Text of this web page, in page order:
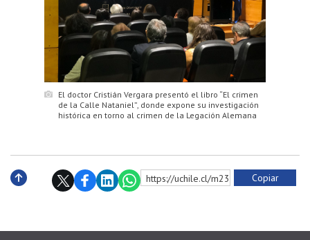
El doctor Cristián Vergara presentó el libro “El crimen
de la Calle Nataniel”, donde expone su investigación
histórica en torno al crimen de la Legación Alemana
https://uchile.cl/m232411 Copiar